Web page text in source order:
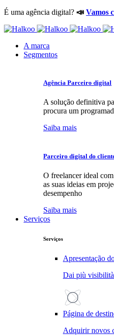
É uma agência digital? 📣 Vamos
A marca
Segmentos
Agência Parceiro digital
A solução definitiva
procura um
Saiba mais
Parceiro digital do
O freelancer ideal
as suas ideias em
desempenho
Saiba mais
Serviços
Serviços
Apresentação
Dai più
Página de
Adquirir novos